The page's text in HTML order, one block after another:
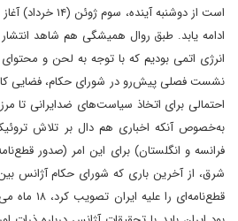
ادامه یابد. طبق روال همیشگی هم شاهد
انرژی اتمی بودیم که با توجه به لحن و
نشست فصلی پیش‌رو در شورای حکام، فضایی
احتمالی برای اتخاذ سیاست‌های ضدایرانی تا
به‌خصوص آنکه اخباری هم دال بر تلاش
فرانسه و انگلستان) برای این امر (صدور
قطع‌نامه‌ای را